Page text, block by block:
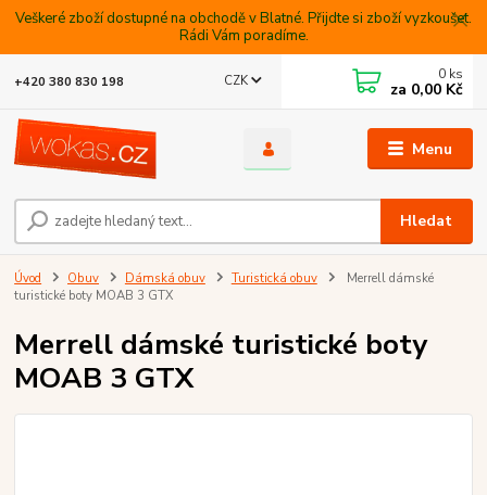
Veškeré zboží dostupné na obchodě v Blatné. Přijdte si zboží vyzkoušet.
Rádi Vám poradíme.
Menu
CZK
Hledat
+420 380 830 198 0 ks
za 0,00 Kč
Úvod Obuv Dámská obuv Turistická obuv
Merrell dámské
turistické boty MOAB 3 GTX
Merrell dámské turistické boty
MOAB 3 GTX